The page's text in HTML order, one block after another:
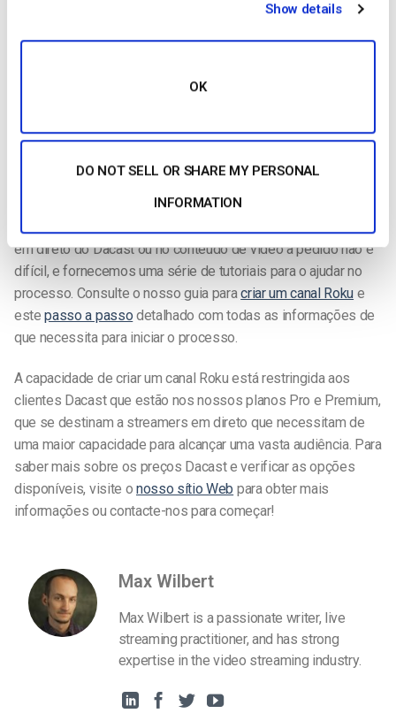
Show details
OK
DO NOT SELL OR SHARE MY PERSONAL
INFORMATION
podem ser instalados e desinstalados a partir de um diretório.
iPlayer, o Google Play Movies and TV, o Hulu Plus, o Netflix, o
criados canais privados, que não estão abertos ao público e
Configurar um novo canal Roku com base na sua transmissão
em direto do Dacast ou no conteúdo de vídeo a pedido não é
difícil, e fornecemos uma série de tutoriais para o ajudar no
processo. Consulte o nosso guia paracriar um canal Roku e
estepasso a passodetalhado com todas as informações de
que necessita para iniciar o processo.
A capacidade de criar um canal Roku está restringida aos
clientes Dacast que estão nos nossos planos Pro e Premium,
que se destinam a streamers em direto que necessitam de
uma maior capacidade para alcançar uma vasta audiência. Para
saber mais sobre os preços Dacast e verificar as opções
disponíveis, visite o nosso sítio Web para obter mais
informações ou contacte-nos para começar!
Max Wilbert
Max Wilbert is a passionate writer, live
streaming practitioner, and has strong
expertise in the video streaming industry.